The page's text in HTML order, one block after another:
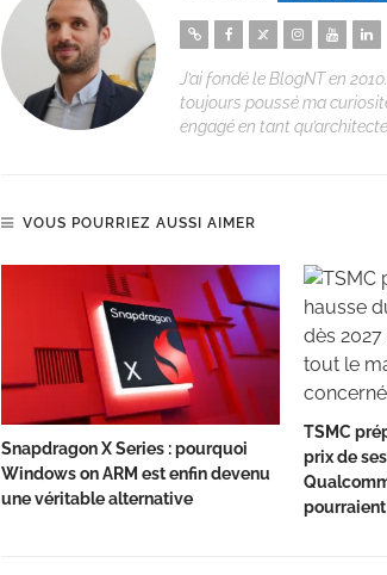
J’ai fondé le BlogNT en
toujours poussé ma
engagé en tant
VOUS POURRIEZ AUSSI AIMER
Snapdragon X Series : pourquoi
Windows on ARM est enfin devenu
une véritable alternative
TSMC
prix de